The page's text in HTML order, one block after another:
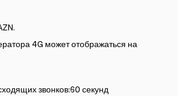
4G может отображаться на
звонков:60 секунд